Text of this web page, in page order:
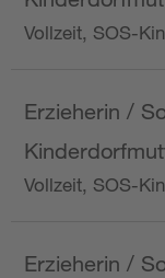
Vollzeit, SOS-
Erzieherin /
Vollzeit, SOS-
Erzieherin /